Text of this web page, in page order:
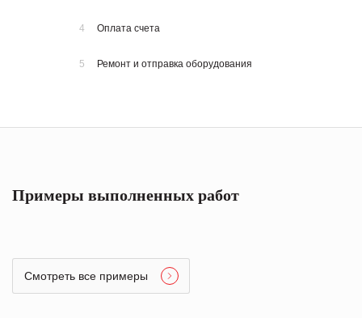
4 Оплата счета
5 Ремонт и отправка оборудования
Примеры выполненных работ
Смотреть все примеры